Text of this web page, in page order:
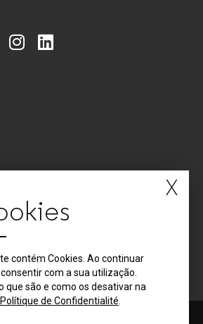
X
contém Cookies. Ao continuar
com a sua utilização.
que são e como os desativar na
Polítique de Confidentialité